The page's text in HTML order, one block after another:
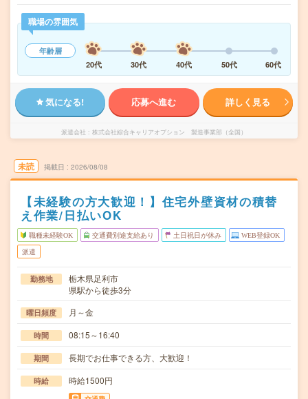
職場の雰囲気
年齢層
20代
30代 40代 50代 60代
気になる! 応募へ進む 詳しく見る
派遣会社 株式会社綜合キャリアオプション 製造事業部（全国）
未読 掲載日 2026/08/08
【未経験の方大歓迎！】住宅外壁資材の積替
え作業/日払いOK
職種未経験OK 交通費別途支給あり 土日祝日が休み WEB登録OK
派遣
勤務地
栃木県足利市
県駅から徒歩3分
曜日頻度 月～金
時間 08:15～16:40
期間 長期でお仕事できる方、大歓迎！
時給 時給1500円